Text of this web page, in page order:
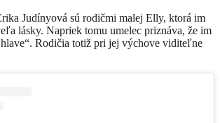
Judínyová sú rodičmi malej Elly, ktorá im
lásky. Napriek tomu umelec priznáva, že im
hlave“. Rodičia totiž pri jej výchove viditeľne